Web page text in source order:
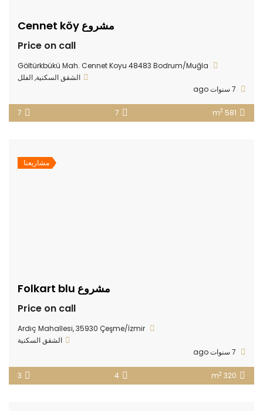
مشروع Cennet köy
Price on call
Göltürkbükü Mah. Cennet Koyu 48483 Bodrum/Muğla
الشقق السكنية,الفلل
581 m
2
7
7
مشاريعنا
مشروع Folkart blu
Price on call
Ardıç Mahallesi, 35930 Çeşme/İzmir
الشقق السكنية
320 m
2
4
3